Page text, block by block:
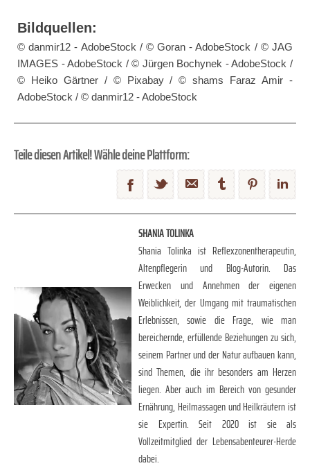
Bildquellen:
© danmir12 - AdobeStock / © Goran - AdobeStock / © JAG
IMAGES - AdobeStock / © Jürgen Bochynek - AdobeStock /
© Heiko Gärtner / © Pixabay / © shams Faraz Amir -
AdobeStock / © danmir12 - AdobeStock
Teile diesen Artikel! Wähle deine Plattform:
SHANIA TOLINKA
Shania Tolinka ist Reflexzonentherapeutin,
Altenpflegerin und Blog-Autorin. Das
Erwecken und Annehmen der eigenen
Weiblichkeit, der Umgang mit traumatischen
Erlebnissen, sowie die Frage, wie man
bereichernde, erfüllende Beziehungen zu sich,
seinem Partner und der Natur aufbauen kann,
sind Themen, die ihr besonders am Herzen
liegen. Aber auch im Bereich von gesunder
Ernährung, Heilmassagen und Heilkräutern ist
sie Expertin. Seit 2020 ist sie als
Vollzeitmitglied der Lebensabenteurer-Herde
dabei.